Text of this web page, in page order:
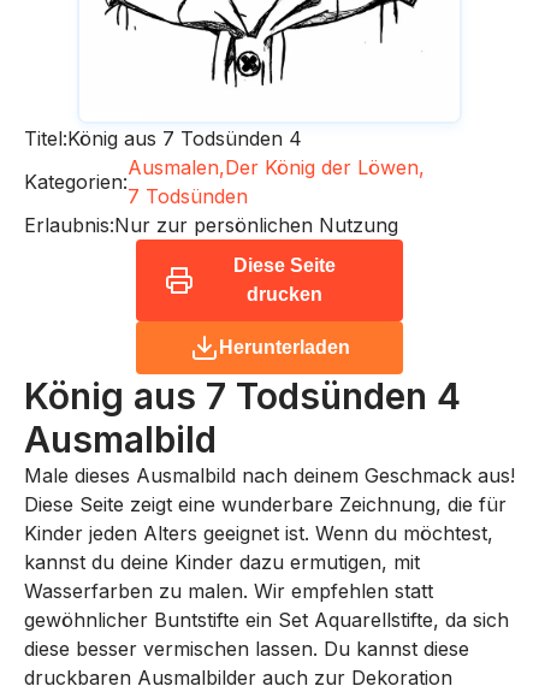
Titel:König aus 7 Todsünden 4
Kategorien:
Ausmalen,Der König der Löwen,
7 Todsünden
Erlaubnis:Nur zur persönlichen Nutzung
Diese Seite
drucken
Herunterladen
König aus 7 Todsünden 4
Ausmalbild
Male dieses Ausmalbild nach deinem Geschmack aus!
Diese Seite zeigt eine wunderbare Zeichnung, die für
Kinder jeden Alters geeignet ist. Wenn du möchtest,
kannst du deine Kinder dazu ermutigen, mit
Wasserfarben zu malen. Wir empfehlen statt
gewöhnlicher Buntstifte ein Set Aquarellstifte, da sich
diese besser vermischen lassen. Du kannst diese
druckbaren Ausmalbilder auch zur Dekoration